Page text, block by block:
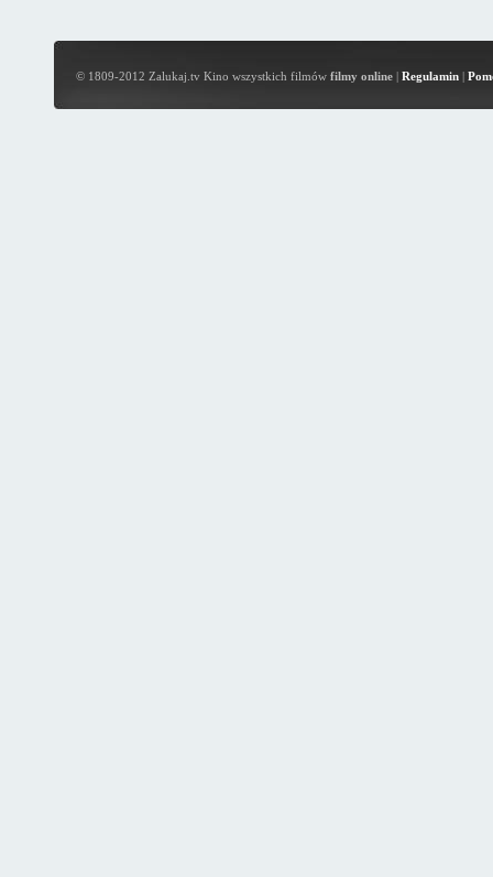
© 1809-2012 Zalukaj.tv Kino wszystkich filmów filmy online| Regulamin|